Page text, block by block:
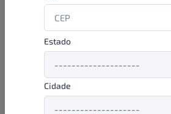
Estado
Cidade
beleza e higiene em nossa plataforma. E
comprando de seus distribuidores
distribuidores para comprar cada vez
agilidade. Aproveite!
Formas de pagamento